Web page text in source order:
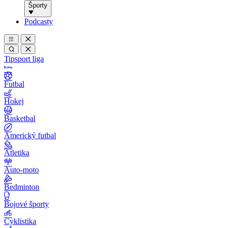
Športy
Podcasty
Tipsport liga
Futbal
Hokej
Basketbal
Americký futbal
Atletika
Auto-moto
Bedminton
Bojové športy
Cyklistika